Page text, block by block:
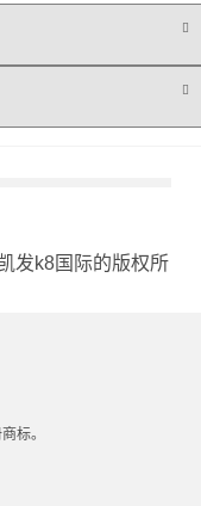
发k8国际的版权所
标。